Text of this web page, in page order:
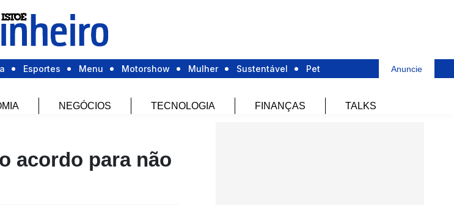
Esportes Menu Motorshow Mulher Sustentável Pet Anuncie
NEGÓCIOS TECNOLOGIA FINANÇAS TALKS
acordo para não